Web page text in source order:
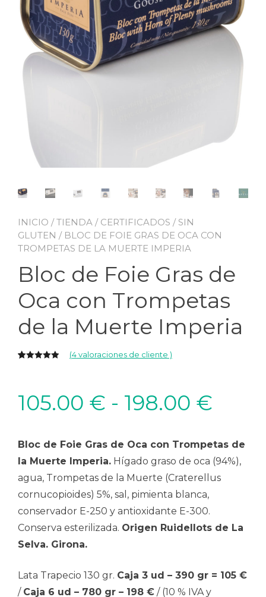
INICIO /TIENDA / CERTIFICADOS / SIN
GLUTEN / BLOC DE FOIE GRAS DE OCA CON
TROMPETAS DE LA MUERTE IMPERIA
Bloc de Foie Gras de
Oca con Trompetas
de la Muerte Imperia
(4valoraciones de cliente )
105.00 € - 198.00 €
Bloc de Foie Gras de Oca con Trompetas de
la Muerte Imperia. Hígado graso de oca (94%),
agua, Trompetas de la Muerte (Craterellus
cornucopioides) 5%, sal, pimienta blanca,
conservador E-250 y antioxidante E-300.
Conserva esterilizada. Origen Ruidellots de La
Selva. Girona.
Lata Trapecio 130 gr. Caja 3 ud – 390 gr = 105 €
/ Caja 6 ud – 780 gr – 198 € / (10 % IVA y